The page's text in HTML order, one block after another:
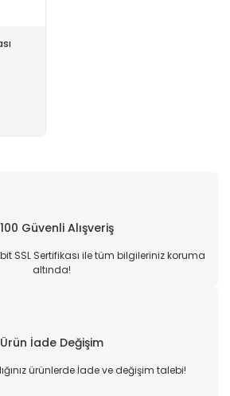
Güvenli Alışveriş
SSL Sertifikası ile tüm bilgileriniz koruma
altında!
Ürün İade Değişim
ürünlerde İade ve değişim talebi!